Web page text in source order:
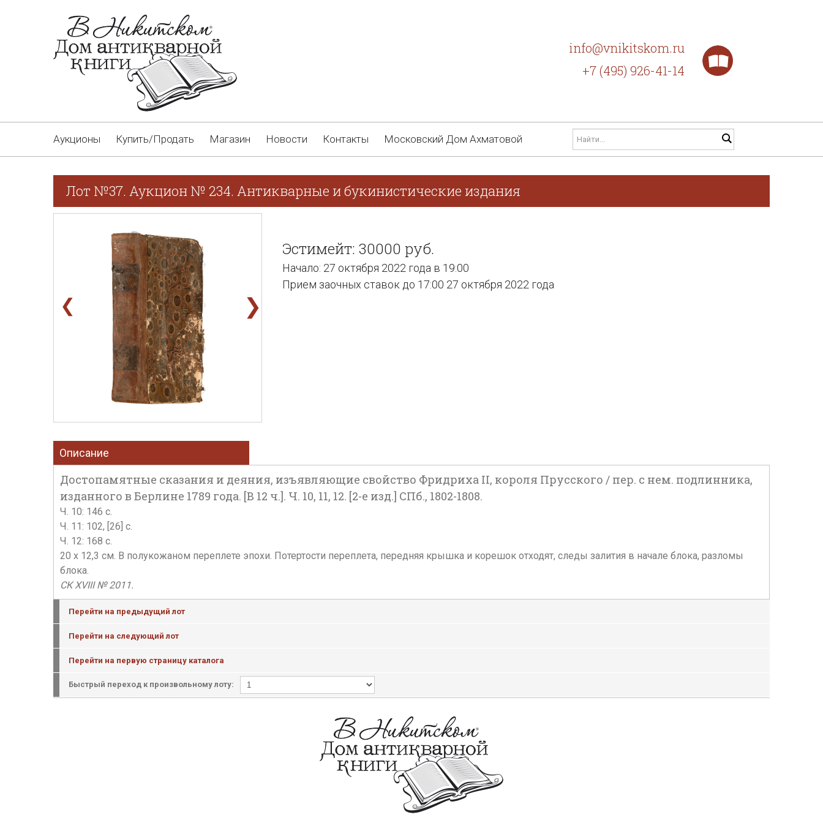
info@vnikitskom.ru
+7 (495) 926-41-14
Аукционы Купить/Продать Магазин Новости Контакты Московский Дом Ахматовой
Лот №37. Аукцион № 234. Антикварные и букинистические издания
❮ ❯
Эстимейт: 30000 руб.
Начало: 27 октября 2022 года в 19:00
Прием заочных ставок до 17:00 27 октября 2022 года
Описание
Достопамятные сказания и деяния, изъявляющие свойство Фридриха II, короля Прусского / пер. с нем. подлинника,
изданного в Берлине 1789 года. [В 12 ч.]. Ч. 10, 11, 12. [2-е изд.] СПб., 1802-1808.
Ч. 10: 146 с.
Ч. 11: 102, [26] с.
Ч. 12: 168 с.
20 х 12,3 см. В полукожаном переплете эпохи. Потертости переплета, передняя крышка и корешок отходят, следы залития в начале блока, разломы
блока.
СК XVIII № 2011.
Перейти на предыдущий лот
Перейти на следующий лот
Перейти на первую страницу каталога
Быстрый переход к произвольному лоту: